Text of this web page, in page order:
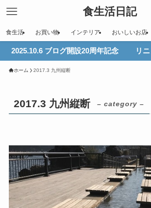
食生活日記
食生活 お買い物 インテリア おいしいお店
2025.10.6 ブログ開設20周年記念 リニ
ホーム 2017.3 九州縦断
2017.3 九州縦断 – category –